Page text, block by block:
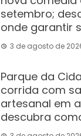
setembro;
onde garantir
3 de agosto de
Parque da
corrida com
artesanal em
descubra